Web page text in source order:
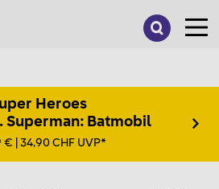
Heroes
Superman: Batmobil
€ | 34,90 CHF UVP*